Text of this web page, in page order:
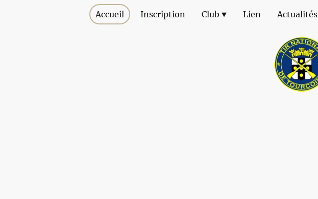
Accueil Inscription Club Lien Actualités